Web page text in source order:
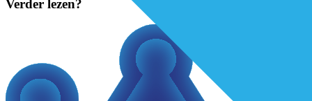
Verder lezen?